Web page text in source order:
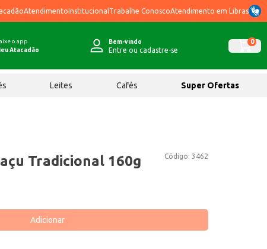
AtendimentoInstitucional Trabalhe ConoscoAtendimento em Libras
o app
Atacadão
Bem-vindo
Entre ou cadastre-se
0
Leites Cafés Super Ofertas
Código: 3462
Tradicional 160g
Adicionar